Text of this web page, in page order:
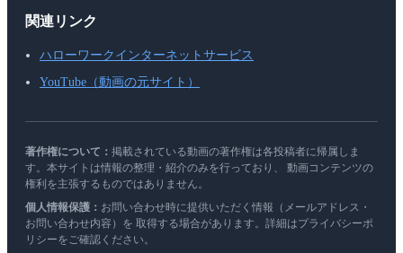
関連リンク
ハローワークインターネットサービス
YouTube（動画の元サイト）
著作権について： 掲載されている動画の著作権は各投稿者に帰属しま
す。本サイトは情報の整理・紹介のみを行っており、 動画コンテンツの
権利を主張するものではありません。
個人情報保護： お問い合わせ時に提供いただく情報（メールアドレス・
お問い合わせ内容）を 取得する場合があります。詳細はプライバシーポ
リシーをご確認ください。